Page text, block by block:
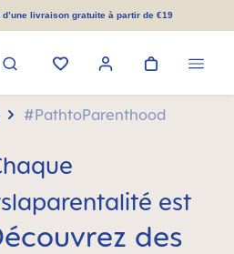
livraison gratuite à partir de €19
#PathtoParenthood
est
des